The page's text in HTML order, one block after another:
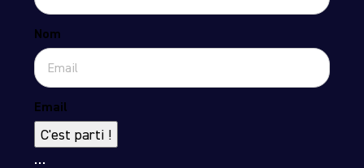
Nom
Email
C'est parti !
…